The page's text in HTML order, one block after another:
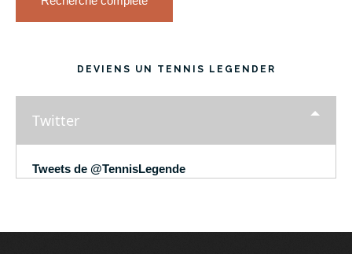
DEVIENS UN TENNIS LEGENDER
Twitter
Tweets de @TennisLegende